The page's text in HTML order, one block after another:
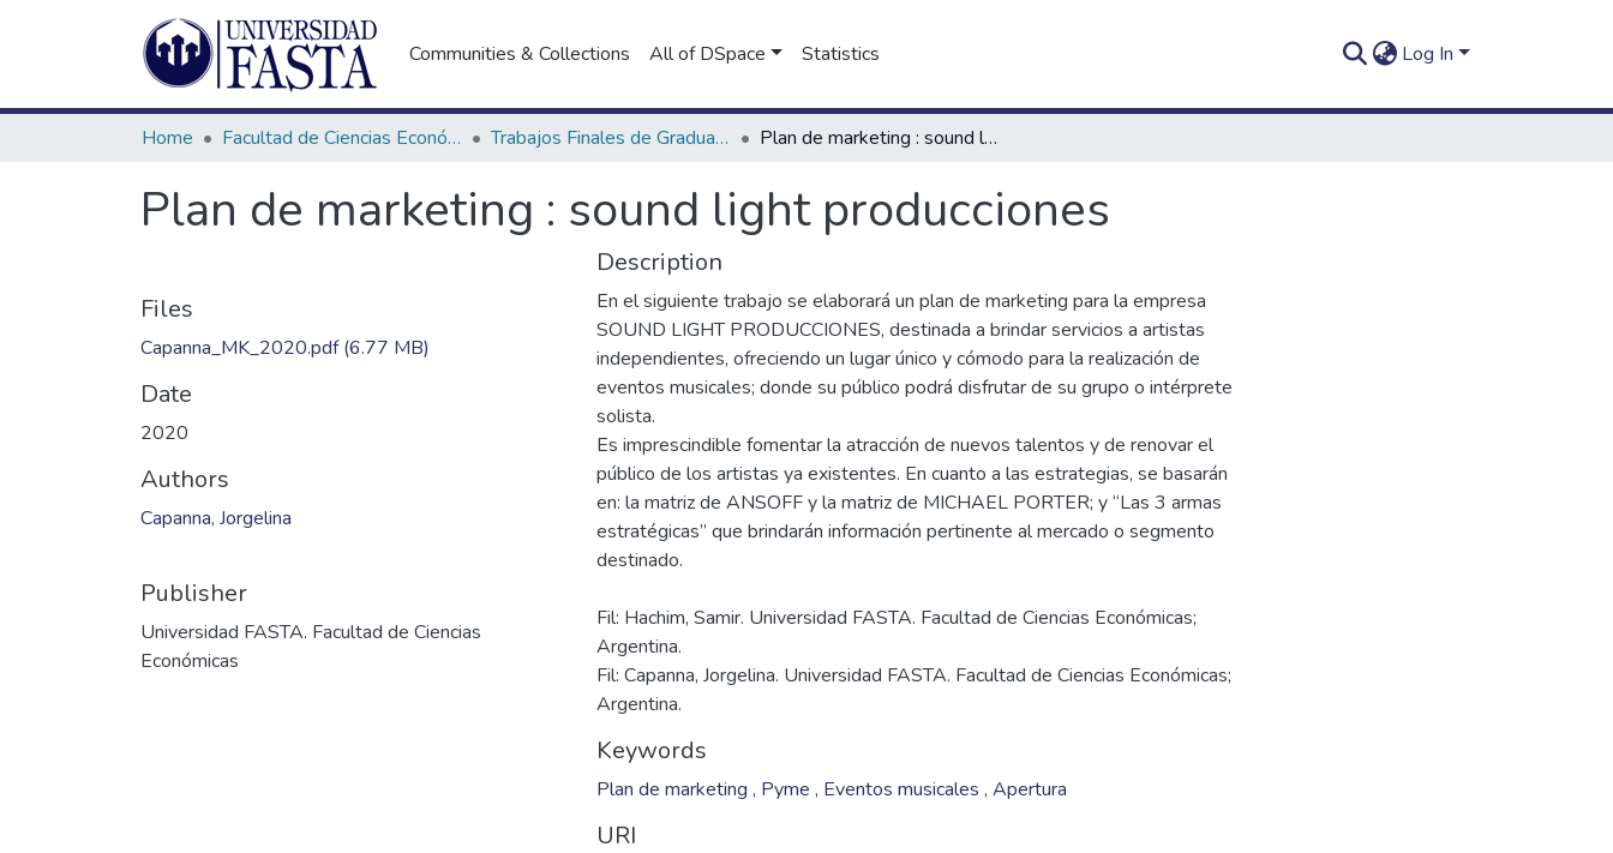
Communities & Collections All of DSpace Statistics Log In
Home Facultad de Ciencias Económicas Trabajos Finales de Graduación de Licenciatura en Marketing Plan de marketing : sound light producciones
Plan de marketing : sound light producciones
Files
Capanna_MK_2020.pdf(6.77 MB)
Date
2020
Authors
Capanna, Jorgelina
Publisher
Universidad FASTA. Facultad de Ciencias
Económicas
Description
En el siguiente trabajo se elaborará un plan de marketing para la empresa
SOUND LIGHT PRODUCCIONES, destinada a brindar servicios a artistas
independientes, ofreciendo un lugar único y cómodo para la realización de
eventos musicales; donde su público podrá disfrutar de su grupo o intérprete
solista.
Es imprescindible fomentar la atracción de nuevos talentos y de renovar el
público de los artistas ya existentes. En cuanto a las estrategias, se basarán
en: la matriz de ANSOFF y la matriz de MICHAEL PORTER; y “Las 3 armas
estratégicas” que brindarán información pertinente al mercado o segmento
Fil: Hachim, Samir. Universidad FASTA. Facultad de Ciencias Económicas;
Argentina.
Fil: Capanna, Jorgelina. Universidad FASTA. Facultad de Ciencias Económicas;
Argentina.
Keywords
Plan de marketing , Pyme , Eventos musicales , Apertura
URI